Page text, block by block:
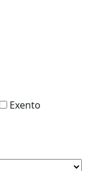
Exento